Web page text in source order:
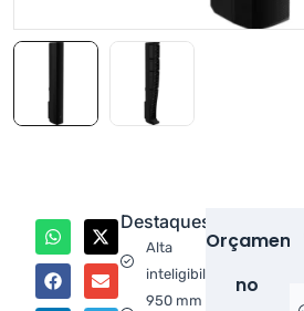
Destaques
Alta
inteligibilidade
950 mm
no